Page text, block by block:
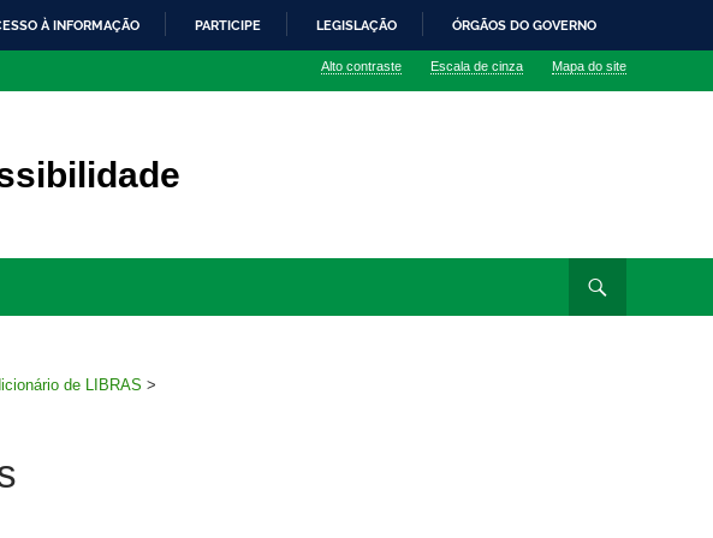
À INFORMAÇÃO PARTICIPE LEGISLAÇÃO ÓRGÃOS DO GOVERNO
Alto contraste Escala de cinza Mapa do site
de LIBRAS >